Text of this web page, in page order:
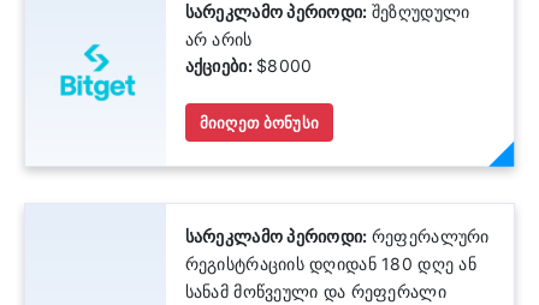
სარეკლამო პერიოდი: შეზღუდული
არ არის
აქციები: $8000
მიიღეთ ბონუსი
სარეკლამო პერიოდი: რეფერალური
რეგისტრაციის დღიდან 180 დღე ან
სანამ მოწვეული და რეფერალი